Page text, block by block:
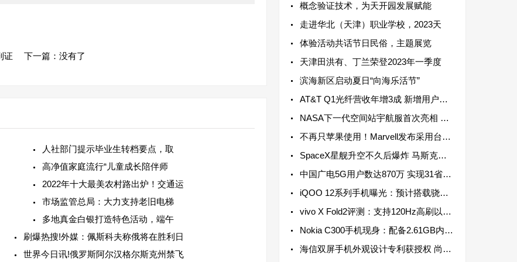
证 下一篇：没有了
人社部门提示毕业生转档要点，取
高净值家庭流行“儿童成长陪伴师
2022年十大最美农村路出炉！交通运
市场监管总局：大力支持老旧电梯
多地真金白银打造特色活动，端午
刷爆热搜!外媒：佩斯科夫称俄将在胜利日
世界今日讯!俄罗斯阿尔汉格尔斯克州禁飞
概念验证技术，为天开园发展赋能
走进华北（天津）职业学校，2023天
体验活动共话节日民俗，主题展览
天津田洪有、丁兰荣登2023年一季度
滨海新区启动夏日“向海乐活节”
AT&T Q1光纤营收年增3成 新增用户连续13个季度超过20万
NASA下一代空间站宇航服首次亮相 配备高机动性躯干部分以实现最大运动范围
不再只苹果使用！Marvell发布采用台积电3纳米制程资料中心芯片
SpaceX星舰升空不久后爆炸 马斯克：数月后再进行一次飞行测试
中国广电5G用户数达870万 实现31省5G网络服务全覆盖
iQOO 12系列手机曝光：预计搭载骁龙8 Gen 3芯片 于2023年底发布
vivo X Fold2评测：支持120Hz高刷以及LTPO动态高刷，兼顾流畅和省电
Nokia C300手机现身：配备2.61GB内存 单核成绩为306分
海信双屏手机外观设计专利获授权 尚不清楚是否会实装于海信手机之上